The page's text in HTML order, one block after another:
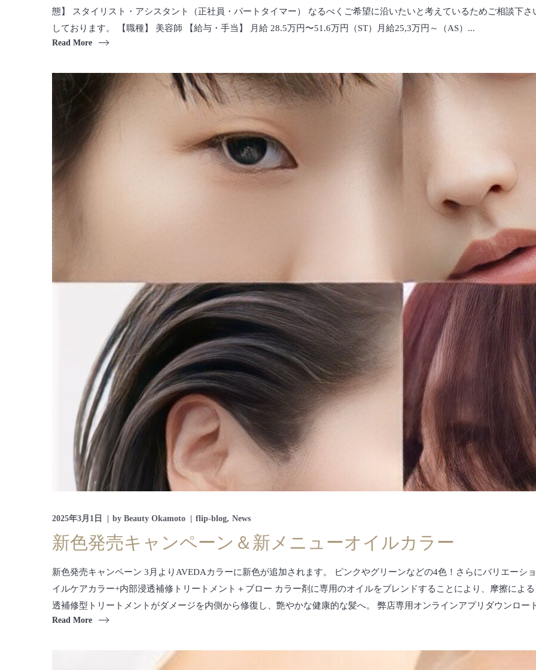
態】 スタイリスト・アシスタント（正社員・パートタイマー） なるべくご希望に沿いたいと考えているためご相談下
しております。 【職種】 美容師 【給与・手当】 月給 28.5万円〜51.6万円（ST）月給25,3万円～（AS）...
Read More
2025年3月1日 by Beauty Okamoto flip-blog News
新色発売キャンペーン＆新メニューオイルカラー
新色発売キャンペーン 3月よりAVEDAカラーに新色が追加されます。 ピンクやグリーンなどの4色！さらにバリエーシ
イルケアカラー+内部浸透補修トリートメント＋ブロー カラー剤に専用のオイルをブレンドすることにより、摩擦によ
透補修型トリートメントがダメージを内側から修復し、艶やかな健康的な髪へ。 弊店専用オンラインアプリダウンロ
Read More